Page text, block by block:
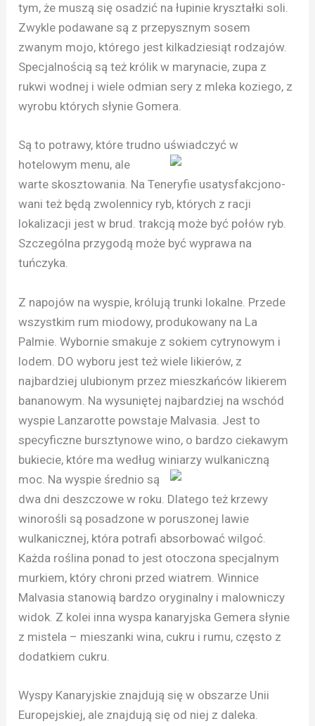
tym, że muszą się osadzić na łupinie kryształki soli.
Zwykle podawane są z przepysznym sosem
zwanym mojo, którego jest kilkadziesiąt rodzajów.
Specjalnością są też królik w marynacie, zupa z
rukwi wodnej i wiele odmian sery z mleka koziego, z
wyrobu których słynie Gomera.
Są to potrawy, które trudno uświadczyć w
hotelowym menu, ale
warte skosztowania. Na Teneryfie usatysfakcjono-
wani też będą zwolennicy ryb, których z racji
lokalizacji jest w brud. trakcją może być połów ryb.
Szczególna przygodą może być wyprawa na
tuńczyka.
Z napojów na wyspie, królują trunki lokalne. Przede
wszystkim rum miodowy, produkowany na La
Palmie. Wybornie smakuje z sokiem cytrynowym i
lodem. DO wyboru jest też wiele likierów, z
najbardziej ulubionym przez mieszkańców likierem
bananowym. Na wysuniętej najbardziej na wschód
wyspie Lanzarotte powstaje Malvasia. Jest to
specyficzne bursztynowe wino, o bardzo ciekawym
bukiecie, które ma według winiarzy wulkaniczną
moc. Na wyspie średniosą
dwa dni deszczowe w roku. Dlatego też krzewy
winorośli są posadzone w poruszonej lawie
wulkanicznej, która potrafi absorbować wilgoć.
Każda roślina ponad to jest otoczona specjalnym
murkiem, który chroni przed wiatrem. Winnice
Malvasia stanowią bardzo oryginalny i malowniczy
widok. Z kolei inna wyspa kanaryjska Gemera słynie
z mistela – mieszanki wina, cukru i rumu, często z
dodatkiem cukru.
Wyspy Kanaryjskie znajdują się w obszarze Unii
Europejskiej, ale znajdują się od niej z daleka.